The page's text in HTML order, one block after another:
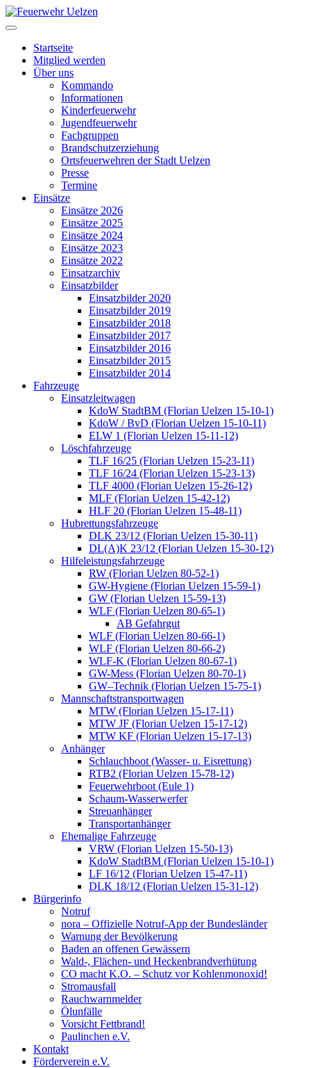
Startseite
Mitglied werden
Über uns
Kommando
Informationen
Kinderfeuerwehr
Jugendfeuerwehr
Fachgruppen
Brandschutzerziehung
Ortsfeuerwehren der Stadt Uelzen
Presse
Termine
Einsätze
Einsätze 2026
Einsätze 2025
Einsätze 2024
Einsätze 2023
Einsätze 2022
Einsatzarchiv
Einsatzbilder
Einsatzbilder 2020
Einsatzbilder 2019
Einsatzbilder 2018
Einsatzbilder 2017
Einsatzbilder 2016
Einsatzbilder 2015
Einsatzbilder 2014
Fahrzeuge
Einsatzleitwagen
KdoW StadtBM (Florian Uelzen 15-10-1)
KdoW / BvD (Florian Uelzen 15-10-11)
ELW 1 (Florian Uelzen 15-11-12)
Löschfahrzeuge
TLF 16/25 (Florian Uelzen 15-23-11)
TLF 16/24 (Florian Uelzen 15-23-13)
TLF 4000 (Florian Uelzen 15-26-12)
MLF (Florian Uelzen 15-42-12)
HLF 20 (Florian Uelzen 15-48-11)
Hubrettungsfahrzeuge
DLK 23/12 (Florian Uelzen 15-30-11)
DL(A)K 23/12 (Florian Uelzen 15-30-12)
Hilfeleistungsfahrzeuge
RW (Florian Uelzen 80-52-1)
GW-Hygiene (Florian Uelzen 15-59-1)
GW (Florian Uelzen 15-59-13)
WLF (Florian Uelzen 80-65-1)
AB Gefahrgut
WLF (Florian Uelzen 80-66-1)
WLF (Florian Uelzen 80-66-2)
WLF-K (Florian Uelzen 80-67-1)
GW-Mess (Florian Uelzen 80-70-1)
GW–Technik (Florian Uelzen 15-75-1)
Mannschaftstransportwagen
MTW (Florian Uelzen 15-17-11)
MTW JF (Florian Uelzen 15-17-12)
MTW KF (Florian Uelzen 15-17-13)
Anhänger
Schlauchboot (Wasser- u. Eisrettung)
RTB2 (Florian Uelzen 15-78-12)
Feuerwehrboot (Eule 1)
Schaum-Wasserwerfer
Streuanhänger
Transportanhänger
Ehemalige Fahrzeuge
VRW (Florian Uelzen 15-50-13)
KdoW StadtBM (Florian Uelzen 15-10-1)
LF 16/12 (Florian Uelzen 15-47-11)
DLK 18/12 (Florian Uelzen 15-31-12)
Bürgerinfo
Notruf
nora – Offizielle Notruf-App der Bundesländer
Warnung der Bevölkerung
Baden an offenen Gewässern
Wald-, Flächen- und Heckenbrandverhütung
CO macht K.O. – Schutz vor Kohlenmonoxid!
Stromausfall
Rauchwarnmelder
Ölunfälle
Vorsicht Fettbrand!
Paulinchen e.V.
Kontakt
Förderverein e.V.